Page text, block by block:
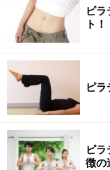
ピラ
ト！
ピ
ピ
徴の